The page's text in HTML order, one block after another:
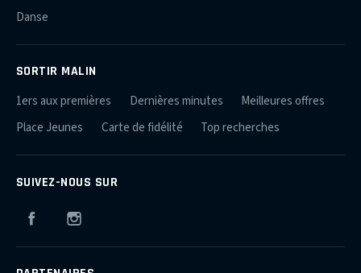
Danse
SORTIR MALIN
1ers aux premières Dernières minutes
Meilleures offres
Place Jeunes
Carte de fidélité Top recherches
SUIVEZ-NOUS SUR
Facebook